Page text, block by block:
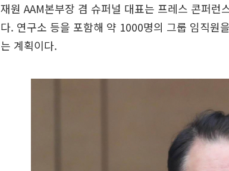
재원 AAM본부장 겸 슈퍼널 대표는 프레스 콘퍼런
다. 연구소 등을 포함해 약 1000명의 그룹 임직원
는 계획이다.